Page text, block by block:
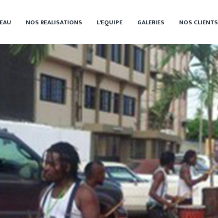
NOS REALISATIONS L'EQUIPE GALERIES NOS CLIENTS